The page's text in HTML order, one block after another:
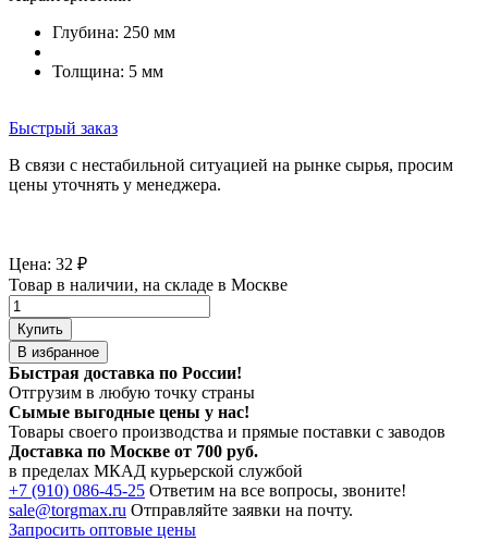
Глубина: 250 мм
Толщина: 5 мм
Быстрый заказ
В связи с нестабильной ситуацией на рынке сырья, просим
цены уточнять у менеджера.
Цена: 32 ₽
Товар в наличии, на складе в Москве
Купить
В избранное
Быстрая доставка по России!
Отгрузим в любую точку страны
Сымые выгодные цены у нас!
Товары своего производства и прямые поставки с заводов
Доставка по Москве от 700 руб.
в пределах МКАД курьерской службой
+7 (910) 086-45-25 Ответим на все вопросы, звоните!
sale@torgmax.ru Отправляйте заявки на почту.
Запросить оптовые цены